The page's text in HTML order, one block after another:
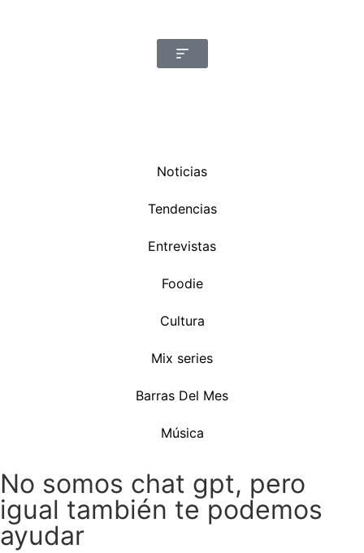
Noticias
Tendencias
Entrevistas
Foodie
Cultura
Mix series
Barras Del Mes
Música
No somos chat gpt, pero
igual también te podemos
ayudar